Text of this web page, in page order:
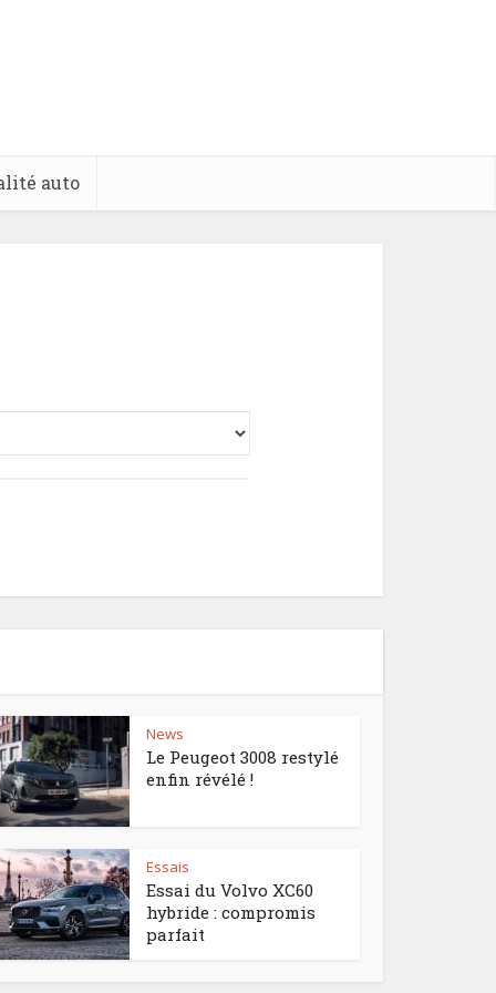
auto
News
Le Peugeot 3008 restylé
enfin révélé !
Essais
Essai du Volvo XC60
hybride : compromis
parfait